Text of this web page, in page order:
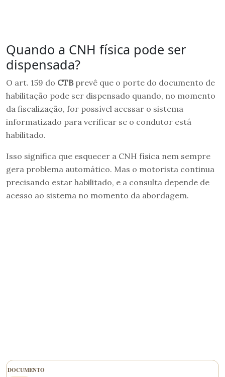
Quando a CNH física pode ser
dispensada?
O art. 159 do CTBprevê que o porte do documento de
habilitação pode ser dispensado quando, no momento
da fiscalização, for possível acessar o sistema
informatizado para verificar se o condutor está
habilitado.
Isso significa que esquecer a CNH física nem sempre
gera problema automático. Mas o motorista continua
precisando estar habilitado, e a consulta depende de
acesso ao sistema no momento da abordagem.